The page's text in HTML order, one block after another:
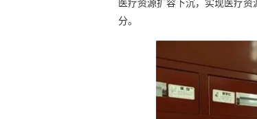
医疗资源扩容下沉，实现医疗
分。